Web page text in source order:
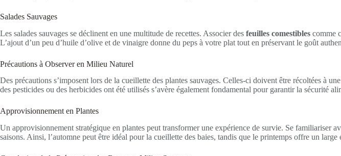
Salades Sauvages
Les salades sauvages se déclinent en une multitude de recettes. Associer des feuilles comestibles comme
L’ajout d’un peu d’huile d’olive et de vinaigre donne du peps à votre plat tout en préservant le goût
Précautions à Observer en Milieu Naturel
Des précautions s’imposent lors de la cueillette des plantes sauvages. Celles-ci doivent être récoltées à
des pesticides ou des herbicides ont été utilisés s’avère également fondamental pour garantir la sécurité
Approvisionnement en Plantes
Un approvisionnement stratégique en plantes peut transformer une expérience de survie. Se familiariser
saisons. Ainsi, l’automne peut être idéal pour la cueillette des baies, tandis que le printemps offre un large